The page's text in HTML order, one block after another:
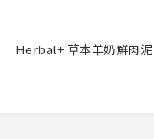
Herbal+ 草本羊奶鮮肉泥